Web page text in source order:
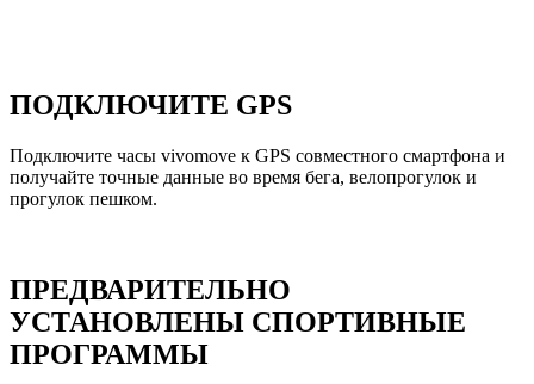
ПОДКЛЮЧИТЕ GPS
Подключите часы vivomove к GPS совместного смартфона и
получайте точные данные во время бега, велопрогулок и
прогулок пешком.
ПРЕДВАРИТЕЛЬНО
УСТАНОВЛЕНЫ СПОРТИВНЫЕ
ПРОГРАММЫ